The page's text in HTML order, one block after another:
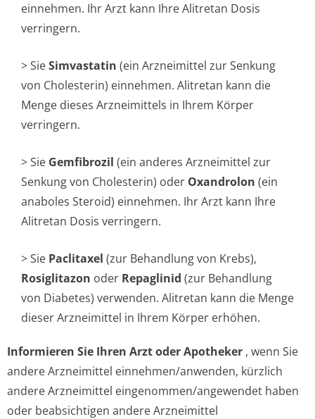
einnehmen. Ihr Arzt kann Ihre Alitretan Dosis
verringern.
> SieSimvastatin (ein Arzneimittel zur Senkung
von Cholesterin) einnehmen. Alitretan kann die
Menge dieses Arzneimittels in Ihrem Körper
verringern.
> Sie Gemfibrozil (ein anderes Arzneimittel zur
Senkung von Cholesterin) oder Oxandrolon (ein
anaboles Steroid) einnehmen. Ihr Arzt kann Ihre
Alitretan Dosis verringern.
> Sie Paclitaxel (zur Behandlung von Krebs),
Rosiglitazon oder Repaglinid (zur Behandlung
von Diabetes) verwenden. Alitretan kann die Menge
dieser Arzneimittel in Ihrem Körper erhöhen.
Informieren Sie Ihren Arzt oder Apotheker , wenn Sie
andere Arzneimittel einnehmen/anwenden, kürzlich
andere Arzneimittel eingenommen/an­gewendet haben
oder beabsichtigen andere Arzneimittel